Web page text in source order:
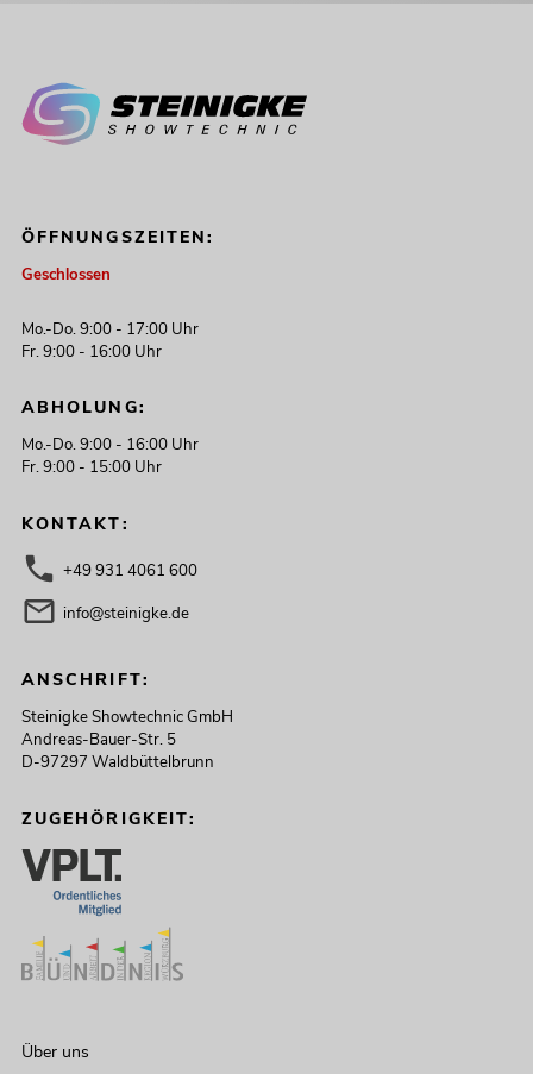
ÖFFNUNGSZEITEN:
Geschlossen
Mo.-Do. 9:00 - 17:00 Uhr
Fr. 9:00 - 16:00 Uhr
ABHOLUNG:
Mo.-Do. 9:00 - 16:00 Uhr
Fr. 9:00 - 15:00 Uhr
KONTAKT:
+49 931 4061 600
info@steinigke.de
ANSCHRIFT:
Steinigke Showtechnic GmbH
Andreas-Bauer-Str. 5
D-97297 Waldbüttelbrunn
ZUGEHÖRIGKEIT:
Über uns